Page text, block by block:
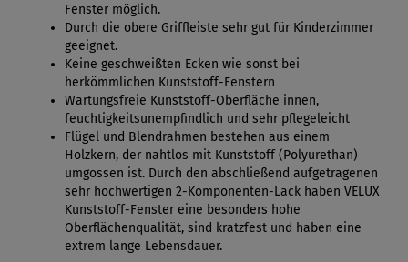
Fenster möglich.
Durch die obere Griffleiste sehr gut für Kinderzimmer
geeignet.
Keine geschweißten Ecken wie sonst bei
herkömmlichen Kunststoff-Fenstern
Wartungsfreie Kunststoff-Oberfläche innen,
feuchtigkeitsunempfindlich und sehr pflegeleicht
Flügel und Blendrahmen bestehen aus einem
Holzkern, der nahtlos mit Kunststoff (Polyurethan)
umgossen ist. Durch den abschließend aufgetragenen
sehr hochwertigen 2-Komponenten-Lack haben VELUX
Kunststoff-Fenster eine besonders hohe
Oberflächenqualität, sind kratzfest und haben eine
extrem lange Lebensdauer.